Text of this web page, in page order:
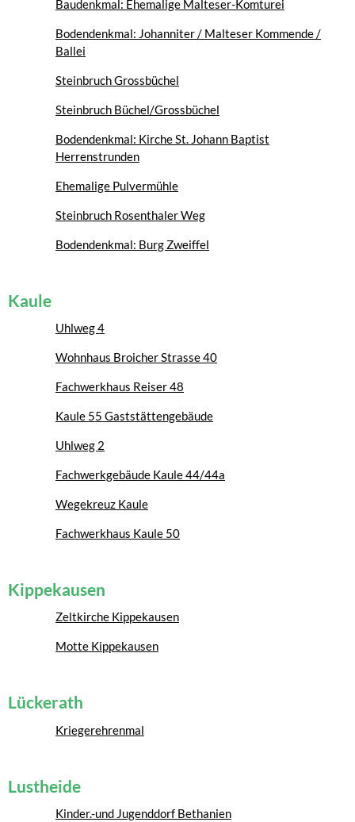
Baudenkmal: Ehemalige Malteser-Komturei
Bodendenkmal: Johanniter / Malteser Kommende /
Ballei
Steinbruch Grossbüchel
Steinbruch Büchel/Grossbüchel
Bodendenkmal: Kirche St. Johann Baptist
Herrenstrunden
Ehemalige Pulvermühle
Steinbruch Rosenthaler Weg
Bodendenkmal: Burg Zweiffel
Kaule
Uhlweg 4
Wohnhaus Broicher Strasse 40
Fachwerkhaus Reiser 48
Kaule 55 Gaststättengebäude
Uhlweg 2
Fachwerkgebäude Kaule 44/44a
Wegekreuz Kaule
Fachwerkhaus Kaule 50
Kippekausen
Zeltkirche Kippekausen
Motte Kippekausen
Lückerath
Kriegerehrenmal
Lustheide
Kinder.-und Jugenddorf Bethanien